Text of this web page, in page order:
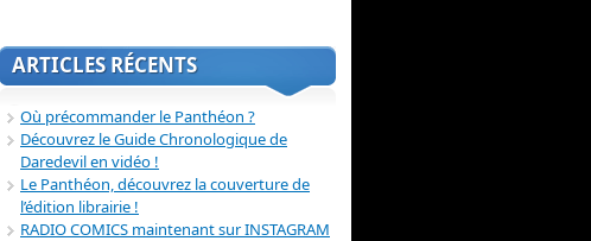
ARTICLES RÉCENTS
Où précommander le Panthéon ?
Découvrez le Guide Chronologique de
Daredevil en vidéo !
Le Panthéon, découvrez la couverture de
l’édition librairie !
RADIO COMICS maintenant sur INSTAGRAM